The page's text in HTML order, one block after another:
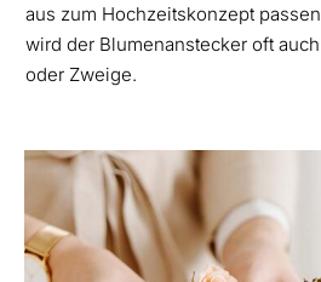
aus zum Hochzeitskonzept
wird der Blumenanstecker oft
oder Zweige.